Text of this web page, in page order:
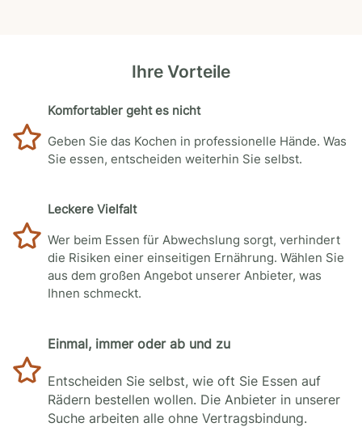
Ihre Vorteile
Komfortabler geht es nicht
Geben Sie das Kochen in professionelle Hände. Was
Sie essen, entscheiden weiterhin Sie selbst.
Leckere Vielfalt
Wer beim Essen für Abwechslung sorgt, verhindert
die Risiken einer einseitigen Ernährung. Wählen Sie
aus dem großen Angebot unserer Anbieter, was
Ihnen schmeckt.
Einmal, immer oder ab und zu
Entscheiden Sie selbst, wie oft Sie Essen auf
Rädern bestellen wollen. Die Anbieter in unserer
Suche arbeiten alle ohne Vertragsbindung.